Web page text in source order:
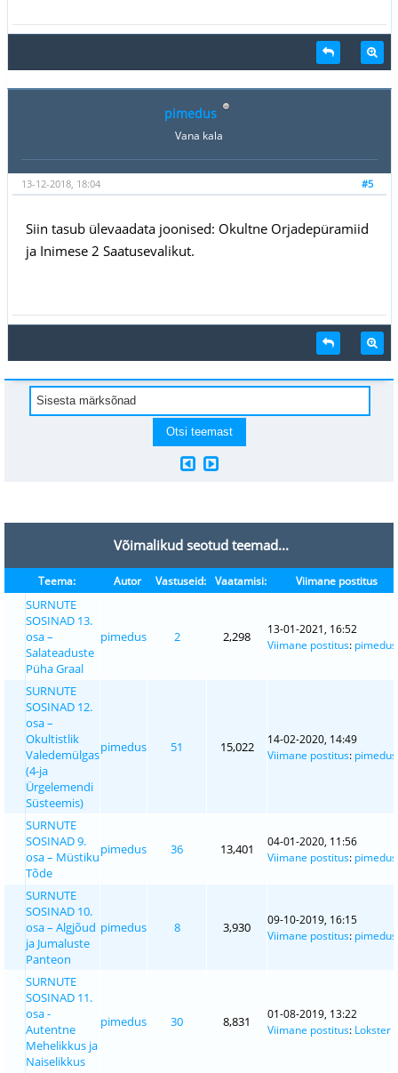
pimedus
Vana kala
#5
13-12-2018, 18:04
Siin tasub ülevaadata joonised: Okultne Orjadepüramiid
ja Inimese 2 Saatusevalikut.
Võimalikud seotud teemad...
Teema: Autor Vastuseid: Vaatamisi: Viimane postitus
SURNUTE
SOSINAD 13.
osa –
Salateaduste
Püha Graal
pimedus 2 2,298
13-01-2021, 16:52
Viimane postitus: pimedus
SURNUTE
SOSINAD 12.
osa –
Okultistlik
Valedemülgas
(4-ja
Ürgelemendi
Süsteemis)
pimedus 51 15,022
14-02-2020, 14:49
Viimane postitus: pimedus
SURNUTE
SOSINAD 9.
osa – Müstiku
Tõde
pimedus 36 13,401
04-01-2020, 11:56
Viimane postitus: pimedus
SURNUTE
SOSINAD 10.
osa – Algjõud
ja Jumaluste
Panteon
pimedus 8 3,930
09-10-2019, 16:15
Viimane postitus: pimedus
SURNUTE
SOSINAD 11.
osa -
Autentne
Mehelikkus ja
Naiselikkus
pimedus 30 8,831
01-08-2019, 13:22
Viimane postitus: Lokster